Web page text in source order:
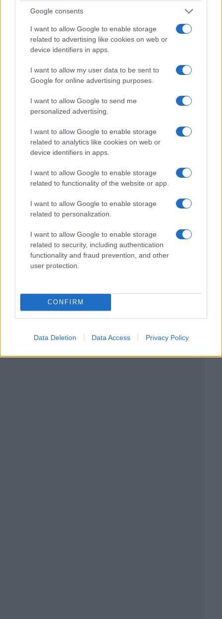
Google consents
I want to allow Google to enable storage
related to advertising like cookies on web or
device identifiers in apps.
I want to allow my user data to be sent to
Google for online advertising purposes.
I want to allow Google to send me
personalized advertising.
I want to allow Google to enable storage
related to analytics like cookies on web or
device identifiers in apps.
I want to allow Google to enable storage
related to functionality of the website or app.
I want to allow Google to enable storage
related to personalization.
I want to allow Google to enable storage
related to security, including authentication
functionality and fraud prevention, and other
user protection.
CONFIRM
Data Deletion Data Access Privacy Policy